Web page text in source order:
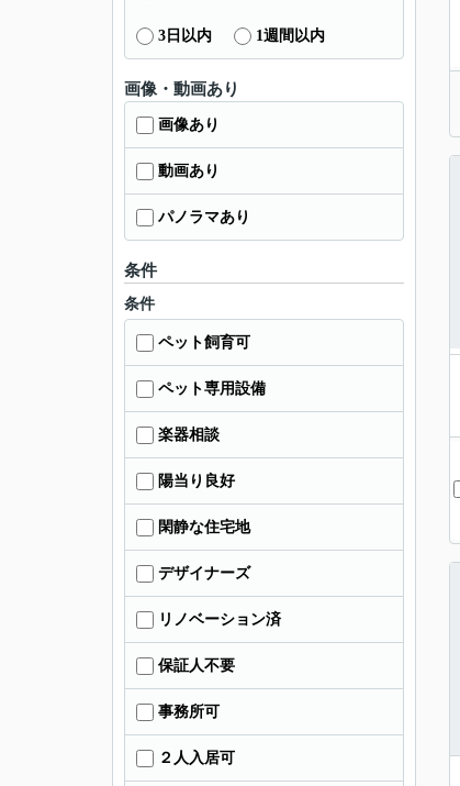
3日以内 1週間以内
画像・動画あり
画像あり
動画あり
パノラマあり
条件
条件
ペット飼育可
ペット専用設備
楽器相談
陽当り良好
閑静な住宅地
デザイナーズ
リノベーション済
保証人不要
事務所可
２人入居可